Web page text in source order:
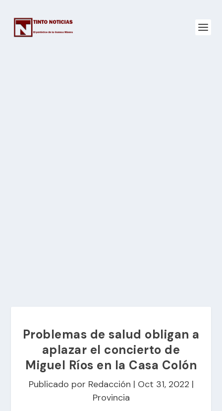
Problemas de salud obligan a
aplazar el concierto de
Miguel Ríos en la Casa Colón
Publicado por Redacción | Oct 31, 2022 |
Provincia